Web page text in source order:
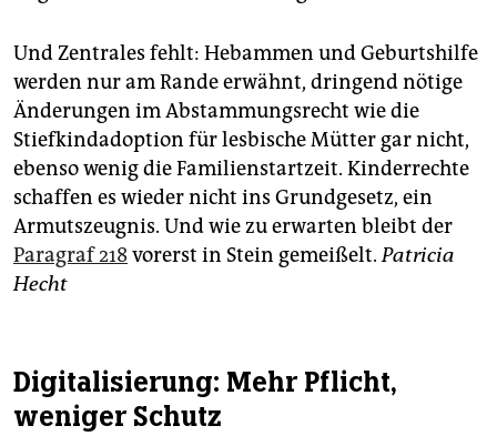
Und Zentrales fehlt: Hebammen und Geburtshilfe
werden nur am Rande erwähnt, dringend nötige
Änderungen im Abstammungsrecht wie die
Stiefkindadoption für lesbische Mütter gar nicht,
ebenso wenig die Familienstartzeit. Kinderrechte
schaffen es wieder nicht ins Grundgesetz, ein
Armutszeugnis. Und wie zu erwarten bleibt der
Paragraf 218vorerst in Stein gemeißelt.Patricia
Hecht
Digitalisierung: Mehr Pflicht,
weniger Schutz